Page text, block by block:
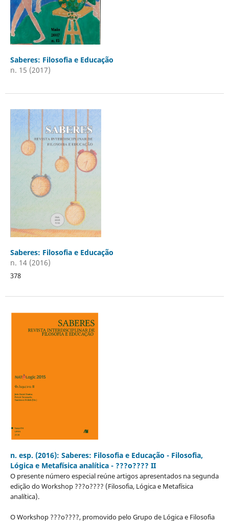
Saberes: Filosofia e Educação
n. 15 (2017)
Saberes: Filosofia e Educação
n. 14 (2016)
378
n. esp. (2016): Saberes: Filosofia e Educação - Filosofia,
Lógica e Metafísica analítica - ???o???? II
O presente número especial reúne artigos apresentados na segunda
edição do Workshop ???o???? (Filosofia, Lógica e Metafísica
analítica).
O Workshop ???o????, promovido pelo Grupo de Lógica e Filosofia